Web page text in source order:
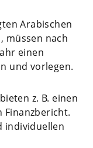
Arabischen
müssen nach
einen
und vorlegen.
z. B. einen
Finanzbericht.
individuellen